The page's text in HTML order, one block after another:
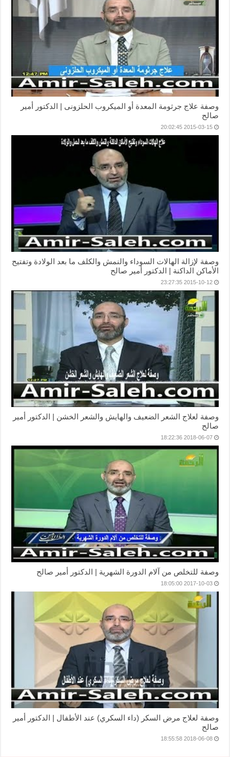
وصفة علاج جرثومة المعدة أو الميكروب الحلزونى | الدكتور أمير
صالح
2015-03-15 20:02:45
وصفة لإزالة الهالات السوداء والنمش والكلف ما بعد الولادة وتفتيح
الأماكن الداكنة | الدكتور أمير صالح
2015-10-12 23:27:35
وصفة لعلاج الشعر الضعيف والهايش والشعر الخشن | الدكتور أمير
صالح
2018-06-07 18:22:36
وصفة للتخلص من آلام الدورة الشهرية | الدكتور أمير صالح
2017-10-03 18:05:00
وصفة لعلاج مرض السكر (داء السكري) عند الأطفال | الدكتور أمير
صالح
2018-06-08 18:55:58